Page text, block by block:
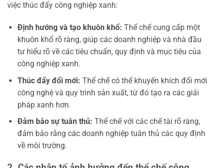
việc thúc đẩy công nghiệp xanh:
Định hướng và tạo khuôn khổ: Thể chế cung cấp một
khuôn khổ rõ ràng, giúp các doanh nghiệp và nhà đầu
tư hiểu rõ về các tiêu chuẩn, quy định và mục tiêu của
công nghiệp xanh.
Thúc đẩy đổi mới: Thể chế có thể khuyến khích đổi mới
công nghệ và quy trình sản xuất, từ đó tạo ra các giải
pháp xanh hơn.
Đảm bảo sự tuân thủ: Thể chế với các chế tài rõ ràng,
đảm bảo rằng các doanh nghiệp tuân thủ các quy định
về môi trường.